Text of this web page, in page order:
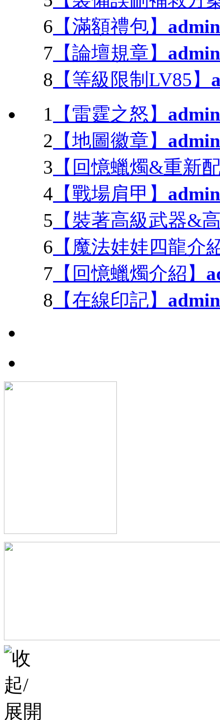
6 【滿額禮包】 admin
7 【論壇規章】 admin
8 【等級限制LV85】
1 【雷霆之怒】 admin
2 【地圖徽章】 admin
3 【回憶蠟燭&重新
4 【戰場肩甲】 admin
5 【裝著高級武器&
6 【魔法娃娃四龍介
7 【回憶蠟燭介紹】
8 【在線印記】 admin